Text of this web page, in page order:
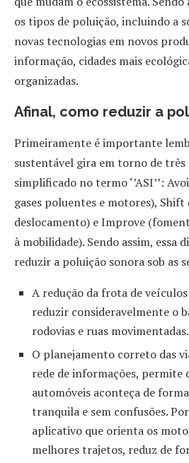
os tipos de poluição, incluindo a
novas tecnologias em novos
informação, cidades mais
organizadas.
Afinal, como reduzir a
Primeiramente é importante
sustentável gira em torno de três
simplificado no termo ‘’ASI’’:
gases poluentes e motores),
deslocamento) e Improve
à mobilidade). Sendo assim, essa
reduzir a poluição sonora sob as
A redução da frota de
reduzir consideravelmente o
rodovias e ruas movimentadas.
O planejamento correto das
rede de informações, permite
automóveis aconteça de
tranquila e sem confusões.
aplicativo que orienta os
melhores trajetos, reduz de